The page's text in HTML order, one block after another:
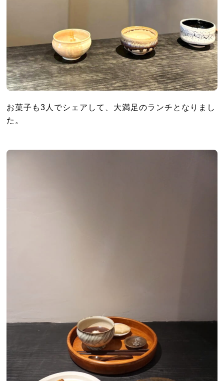
お菓子も3人でシェアして、大満足のランチとなりまし
た。